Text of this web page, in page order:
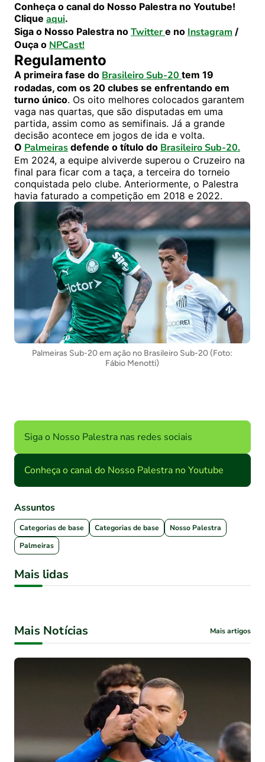
Conheça o canal do Nosso Palestra no Youtube!
Clique aqui.
Siga o Nosso Palestra no Twittere no Instagram /
Ouça o NPCast!
Regulamento
A primeira fase do Brasileiro Sub-20 tem 19
rodadas, com os 20 clubes se enfrentando em
turno único. Os oito melhores colocados garantem
vaga nas quartas, que são disputadas em uma
partida, assim como as semifinais. Já a grande
decisão acontece em jogos de ida e volta.
O Palmeiras defende o título do Brasileiro Sub-20.
Em 2024, a equipe alviverde superou o Cruzeiro na
final para ficar com a taça, a terceira do torneio
conquistada pelo clube. Anteriormente, o Palestra
havia faturado a competição em 2018 e 2022.
Palmeiras Sub-20 em ação no Brasileiro Sub-20 (Foto:
Fábio Menotti)
Siga o Nosso Palestra nas redes sociais
Conheça o canal do Nosso Palestra no Youtube
Assuntos
Categorias de base Categorias de base
Nosso Palestra
Palmeiras
Mais lidas
Mais Notícias Mais artigos